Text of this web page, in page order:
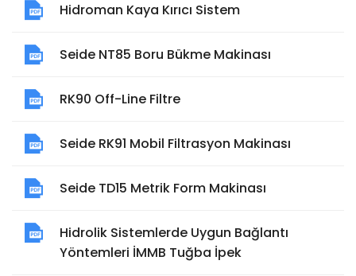
Hidroman Kaya Kırıcı Sistem
Seide NT85 Boru Bükme Makinası
RK90 Off-Line Filtre
Seide RK91 Mobil Filtrasyon Makinası
Seide TD15 Metrik Form Makinası
Hidrolik Sistemlerde Uygun Bağlantı
Yöntemleri İMMB Tuğba İpek